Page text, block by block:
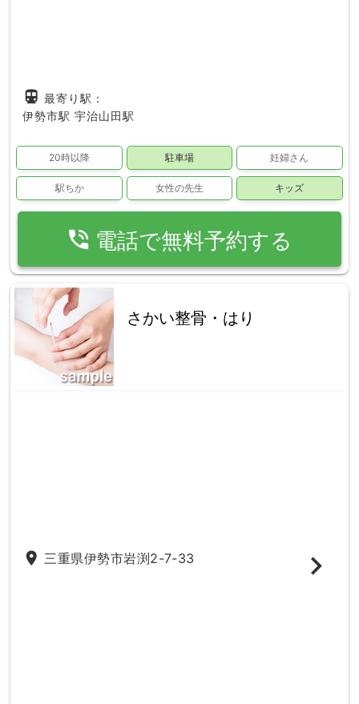
directions_subway 最寄り駅：
伊勢市駅 宇治山田駅
20時以降 駐車場 妊婦さん
駅ちか 女性の先生 キッズ
phone_in_talk 電話で無料予約する
さかい整骨・はり
place 三重県伊勢市岩渕2-7-33